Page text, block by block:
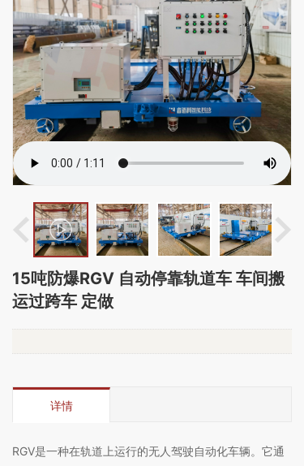
15吨防爆RGV 自动停靠轨道车 车间搬
运过跨车 定做
详情
RGV是一种在轨道上运行的无人驾驶自动化车辆。它通